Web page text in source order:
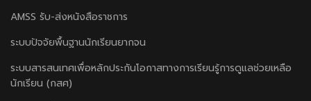
AMSS รับ-ส่งหนังสือราชการ
ระบบปัจจัยพื้นฐานนักเรียนยากจน
ระบบสารสนเทศเพื่อหลักประกันโอกาสทางการเรียนรู้การดูแลช่วยเหลือ
นักเรียน (กสศ)